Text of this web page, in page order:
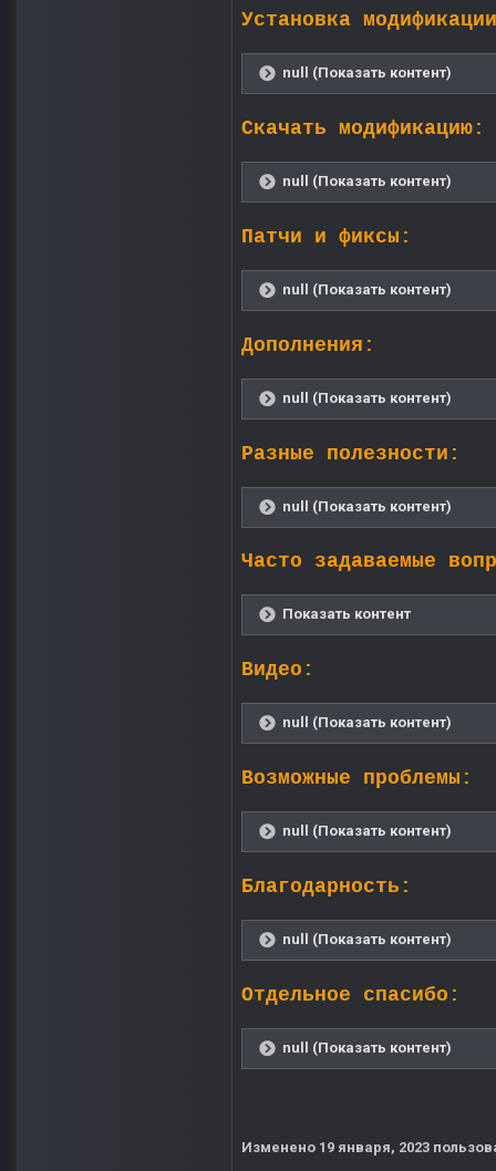
Установка
null (Показать контент)
Скачать модификацию:
null (Показать контент)
Патчи и фиксы:
null (Показать контент)
Дополнения:
null (Показать контент)
Разные полезности:
null (Показать контент)
Часто задаваемые
Показать контент
Видео:
null (Показать контент)
Возможные проблемы:
null (Показать контент)
Благодарность:
null (Показать контент)
Отдельное спасибо:
null (Показать контент)
Изменено 19 января, 2023